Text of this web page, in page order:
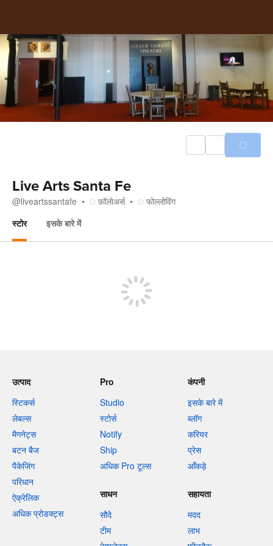
Live Arts Santa Fe
@liveartssantafe फ़ॉलोअर्स
फोल्लोविंग
स्टोर
इसके बारे में
उत्पाद
स्टिकर्स
लेबल्स
मैगनेट्स
बटन बैज
पैकेजिंग
परिधान
ऐक्रेलिक
अधिक प्रोडक्ट्स
Pro
Studio
स्टोर्स
Notify
Ship
अधिक Pro टूल्स
कंपनी
इसके बारे में
ब्लॉग
करियर
प्रेस
आँकड़े
साधन
सौदे
टीम
सहायता
मदद
लाभ